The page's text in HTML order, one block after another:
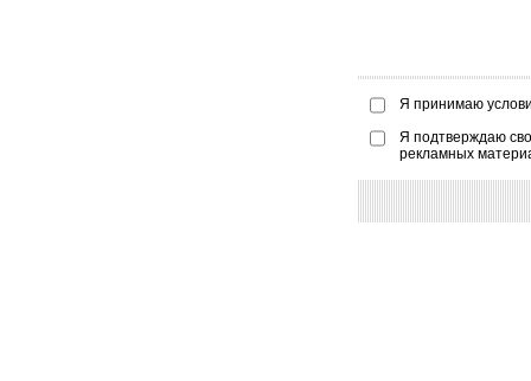
Я принимаю
Я подтверждаю
рекламных